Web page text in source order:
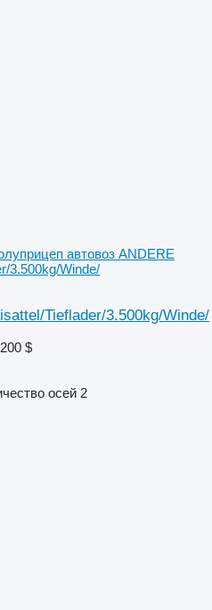
автовоз ANDERE
3.500kg/Winde/
Tieflader/3.500kg/Winde/
$
осей 2